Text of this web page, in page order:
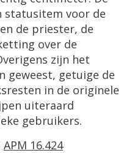
statusitem voor de
de priester, de
over de
zijn het
geweest, getuige de
in de originele
uiteraard
gebruikers.
APM 16.424